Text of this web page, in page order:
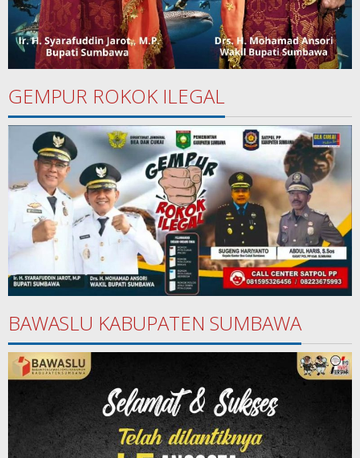
GEMPUR ROKOK ILEGAL
BAWASLU KABUPATEN SUMBAWA